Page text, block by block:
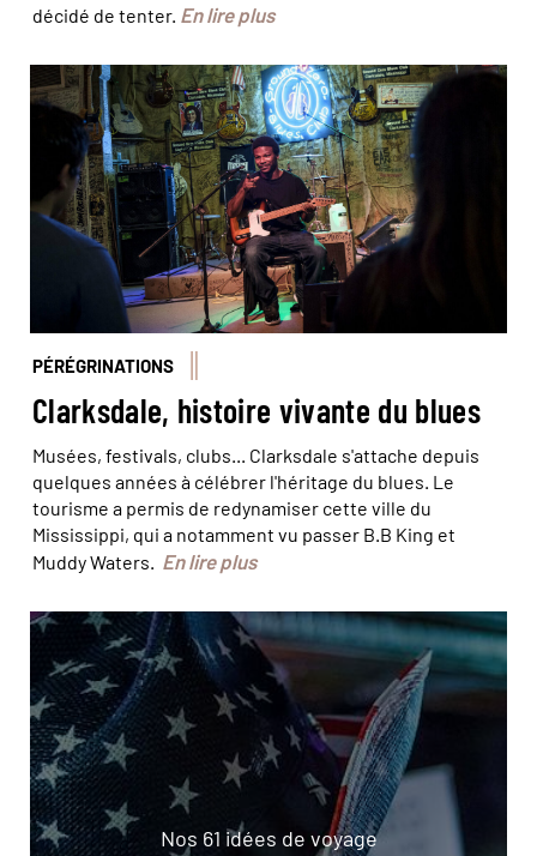
décidé de tenter. En lire plus
Concert de blues au club Ground Zero © Simon
Lambert/Haytham/Réa
PÉRÉGRINATIONS
Clarksdale, histoire vivante du blues
Musées, festivals, clubs... Clarksdale s'attache depuis
quelques années à célébrer l'héritage du blues. Le
tourisme a permis de redynamiser cette ville du
Mississippi, qui a notamment vu passer B.B King et
Muddy Waters.
En lire plus
Nos 61 idées de voyage